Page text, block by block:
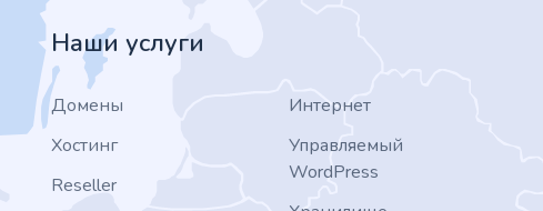
Наши услуги
Домены
Хостинг
Reseller
Интернет
Управляемый
WordPress